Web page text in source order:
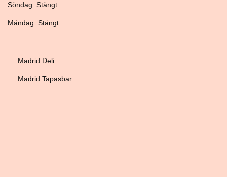
Söndag: Stängt
Måndag: Stängt
Madrid Deli
Madrid Tapasbar